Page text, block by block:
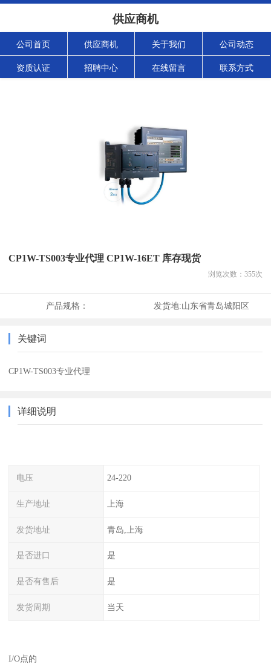
供应商机
公司首页 供应商机 关于我们 公司动态
资质认证 招聘中心 在线留言 联系方式
CP1W-TS003专业代理 CP1W-16ET 库存现货
浏览次数： 355次
产品规格： 发货地:山东省青岛城阳区
关键词
CP1W-TS003专业代理
详细说明
电压 24-220
生产地址 上海
发货地址 青岛,上海
是否进口 是
是否有售后 是
发货周期 当天
I/O点的